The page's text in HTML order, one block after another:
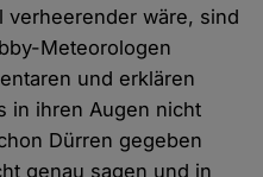
verheerender wäre, sind
Meteorologen
und erklären
in ihren Augen nicht
Dürren gegeben
genau sagen und in